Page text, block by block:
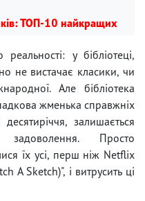
ТОП-10 найкращих
у бібліотеці,
не вистачає класики, чи
Але бібліотека
жменька справжніх
залишається
Просто
їх усі, перш ніж Netflix
A Sketch)", і витрусить ці